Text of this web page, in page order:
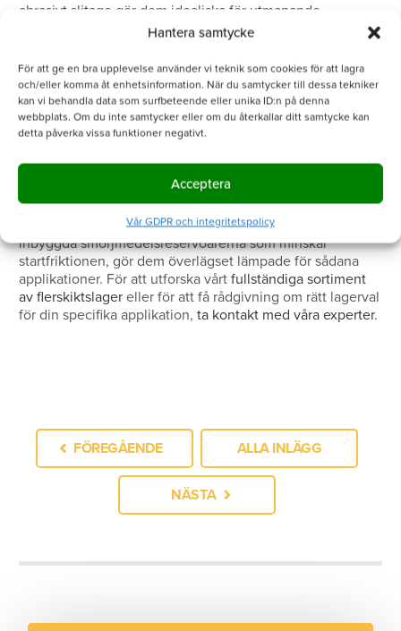
Hantera samtycke
För att ge en bra upplevelse använder vi teknik som cookies för att lagra
och/eller komma åt enhetsinformation. När du samtycker till dessa tekniker
kan vi behandla data som surfbeteende eller unika ID:n på denna
webbplats. Om du inte samtycker eller om du återkallar ditt samtycke kan
detta påverka vissa funktioner negativt.
Acceptera
Vår GDPR och integritetspolicy
abrasivt slitage gör dem idealiska för utmanande
Underhållskrav och kostnadshänsyn påverkar också valet.
Flerskiktslager med inbyggda smörjmedelsreservoarer
kräver minimalt underhåll jämfört med traditionella lager
som behöver regelbunden smörjning. Detta resulterar i
lägre totalkostnader över lagrets livscykel, trots eventuellt
Oscillerande eller intermittent drift gör flerskiktslager till
det naturliga valet. Deras förmåga att hantera start-stopp-
cykler utan omfattande slitage, kombinerat med de
inbyggda smörjmedelsreservoarerna som minskar
startfriktionen, gör dem överlägset lämpade för sådana
applikationer. För att utforska vårtfullständiga sortiment
av flerskiktslager eller för att få rådgivning om rätt lagerval
för din specifika applikation,ta kontakt med våra experter.
FÖREGÅENDE ALLA INLÄGG
NÄSTA